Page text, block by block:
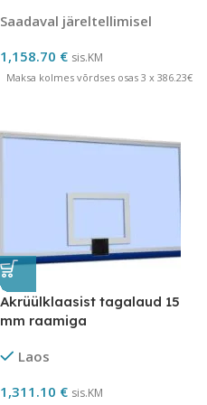
Saadaval järeltellimisel
1,158.70 € sis.KM
Maksa kolmes võrdses osas 3 x 386.23€
Akrüülklaasist tagalaud 15
mm raamiga
Laos
1,311.10 € sis.KM